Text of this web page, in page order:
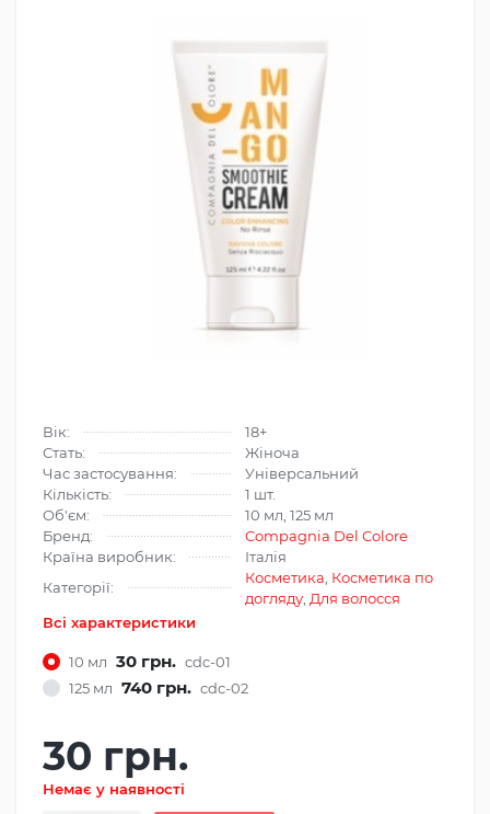
Вік:
18+
Стать:
Жіноча
Час застосування:
Універсальний
Кількість:
1 шт.
Об'єм:
10 мл, 125 мл
Бренд:
Compagnia Del Colore
Країна виробник:
Італія
Категорії:
Косметика Косметика по
догляду Для волосся
Всі характеристики
10 мл 30 грн. cdc-01
125 мл 740 грн. cdc-02
30 грн.
Немає у наявності